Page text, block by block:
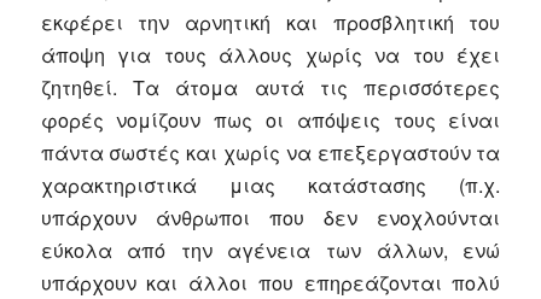
εκφέρει την αρνητική και προσβλητική του
άποψη για τους άλλους χωρίς να του έχει
ζητηθεί. Τα άτομα αυτά τις περισσότερες
φορές νομίζουν πως οι απόψεις τους είναι
πάντα σωστές και χωρίς να επεξεργαστούν τα
χαρακτηριστικά μιας κατάστασης (π.χ.
υπάρχουν άνθρωποι που δεν ενοχλούνται
εύκολα από την αγένεια των άλλων, ενώ
υπάρχουν και άλλοι που επηρεάζονται πολύ